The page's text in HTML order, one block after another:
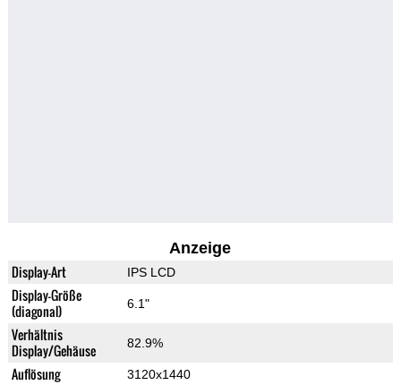
Anzeige
Display-Art IPS LCD
Display-Größe
(diagonal)
6.1"
Verhältnis
Display/Gehäuse
82.9%
Auflösung 3120x1440